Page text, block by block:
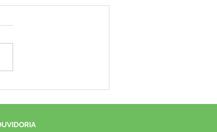
da APAE ao